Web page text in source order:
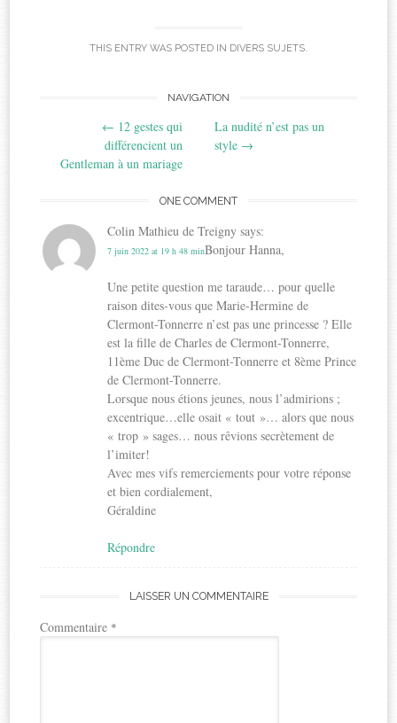
THIS ENTRY WAS POSTED IN DIVERS SUJETS.
navigation
NAVIGATION
← 12 gestes qui
différencient un
Gentleman à un mariage
La nudité n’est pas un
style →
ONE COMMENT
Colin Mathieu de Treigny says:
7 juin 2022 at 19 h 48 minBonjour Hanna,
Une petite question me taraude… pour quelle
raison dites-vous que Marie-Hermine de
Clermont-Tonnerre n’est pas une princesse ? Elle
est la fille de Charles de Clermont-Tonnerre,
11ème Duc de Clermont-Tonnerre et 8ème Prince
de Clermont-Tonnerre.
Lorsque nous étions jeunes, nous l’admirions ;
excentrique…elle osait « tout »… alors que nous
« trop » sages… nous rêvions secrètement de
l’imiter!
Avec mes vifs remerciements pour votre réponse
et bien cordialement,
Géraldine
Répondre
LAISSER UN COMMENTAIRE
Commentaire *